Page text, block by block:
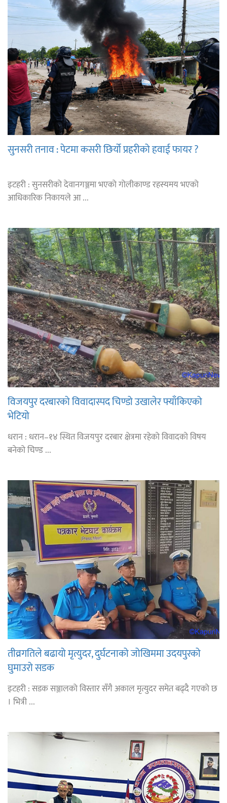
सुनसरी तनाव : पेटमा कसरी छिर्यो प्रहरीको हवाई फायर ?
इटहरी : सुनसरीको देवानगञ्जमा भएको गोलीकाण्ड रहस्यमय भएको
आधिकारिक निकायले आ ...
विजयपुर दरबारको विवादास्पद चिण्डो उखालेर फ्याँकिएको
भेटियो
धरान : धरान–१४ स्थित विजयपुर दरबार क्षेत्रमा रहेको विवादको विषय
बनेको चिण्ड ...
तीव्रगतिले बढायो मृत्युदर, दुर्घटनाको जोखिममा उदयपुरको
घुमाउरो सडक
इटहरी : सडक सञ्जालको विस्तार सँगै अकाल मृत्युदर समेत बढ्दै गएको छ
। भित्री ...